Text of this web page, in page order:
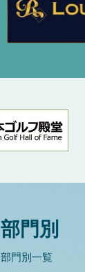
部門別
部門別一覧